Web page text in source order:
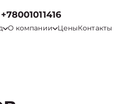
+78001011416
О компании ЦеныКонтакты